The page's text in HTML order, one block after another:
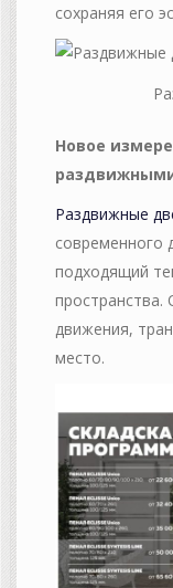
сохраняя его
Новое
Раздвижные
современного
подходящий
пространства.
движения,
место.